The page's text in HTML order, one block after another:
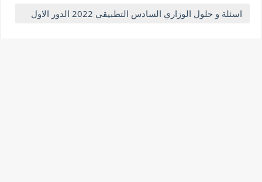
اسئلة و حلول الوزاري السادس التطبيقي 2022 الدور الاول